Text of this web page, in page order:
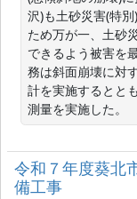
沢)も土砂災害(特
ため万が一、土砂
できるよう被害を
務は斜面崩壊に対
計を実施するとと
測量を実施した。
令和７年度葵北
備工事